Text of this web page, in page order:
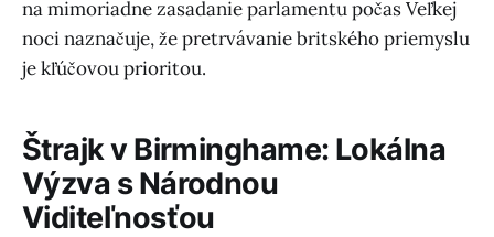
na mimoriadne zasadanie parlamentu počas Veľkej
noci naznačuje, že pretrvávanie britského priemyslu
je kľúčovou prioritou.
Štrajk v Birminghame: Lokálna
Výzva s Národnou
Viditeľnosťou